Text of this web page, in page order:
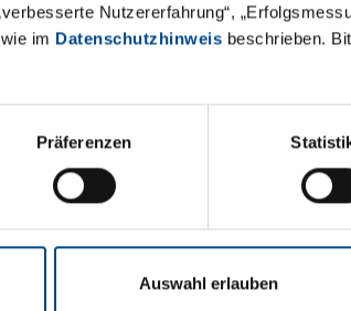
Nutzererfahrung“,
im Datenschutzhinweis beschrieben.
Präferenzen
Auswahl erlauben
von wässrigen Medien:
Teilebereich C für Grund-
Rahmen der Eigenkontrolle von
und Oberflächenwasser nach
und Hansestadt Hamburg
in Hamburg